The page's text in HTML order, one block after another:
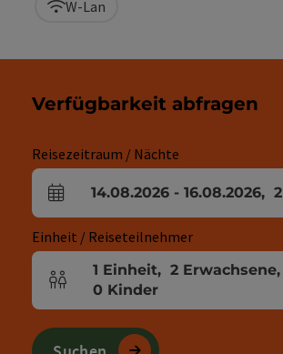
W-Lan
Verfügbarkeit abfragen
Reisezeitraum / Nächte
An- und Abreisefelder
14.08.2026 - 16.08.2026, 2
Einheit / Reiseteilnehmer
Einheitenanzahl und Personenfelder
1 Einheit, 2 Erwachsene,
0 Kinder